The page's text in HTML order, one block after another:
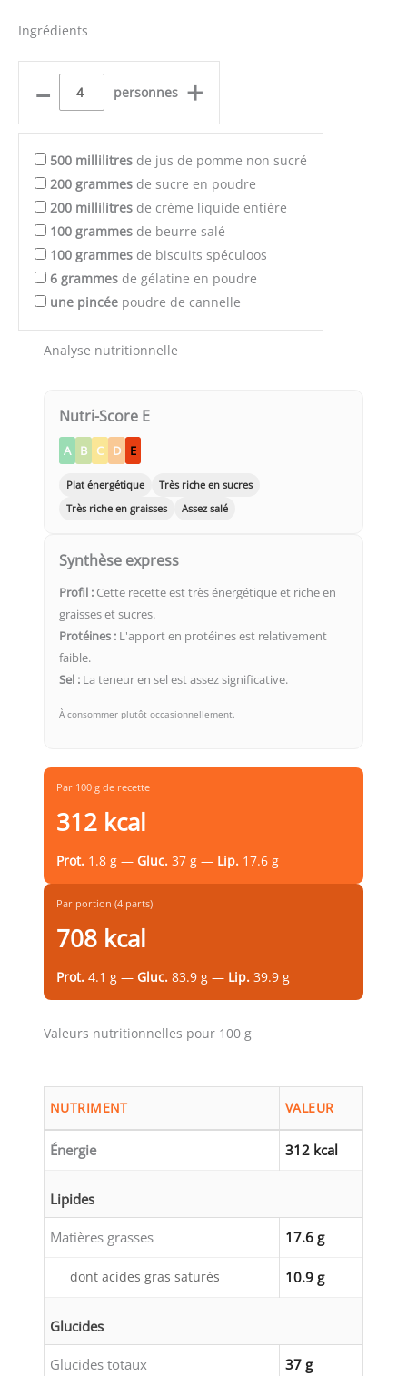
Ingrédients
– personnes +
500 millilitres de jus de pomme non sucré
200 grammes de sucre en poudre
200 millilitres de crème liquide entière
100 grammes de beurre salé
100 grammes de biscuits spéculoos
6 grammes de gélatine en poudre
une pincée poudre de cannelle
Analyse nutritionnelle
Nutri-Score E
A B C D E
Plat énergétique
Très riche en sucres
Très riche en graisses
Assez salé
Synthèse express
Profil : Cette recette est très énergétique et riche en
graisses et sucres.
Protéines : L'apport en protéines est relativement
faible.
Sel : La teneur en sel est assez significative.
À consommer plutôt occasionnellement.
Par 100 g de recette
312 kcal
Prot. 1.8 g — Gluc. 37 g — Lip. 17.6 g
Par portion (4 parts)
708 kcal
Prot. 4.1 g — Gluc. 83.9 g — Lip. 39.9 g
Valeurs nutritionnelles pour 100 g
NUTRIMENT VALEUR
Énergie 312 kcal
Lipides
Matières grasses 17.6 g
dont acides gras saturés 10.9 g
Glucides
Glucides totaux 37 g